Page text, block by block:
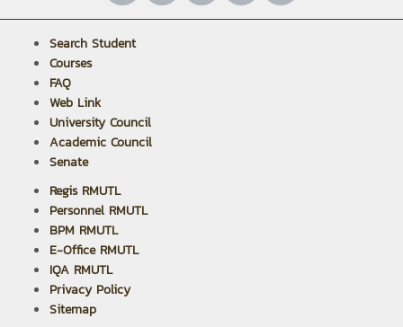
Search Student
Courses
FAQ
Web Link
University Council
Academic Council
Senate
Regis RMUTL
Personnel RMUTL
BPM RMUTL
E-Office RMUTL
IQA RMUTL
Privacy Policy
Sitemap